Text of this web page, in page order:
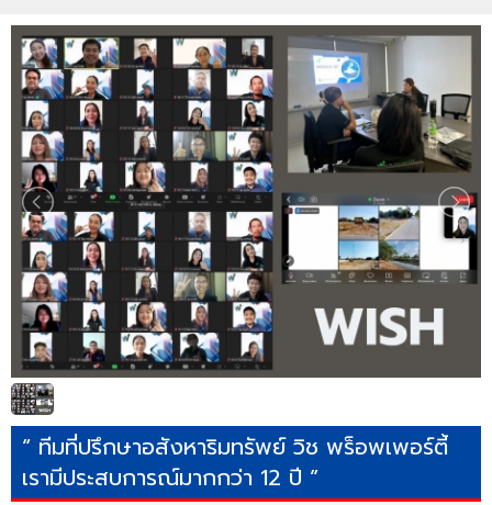
“ ทีมที่ปรึกษาอสังหาริมทรัพย์ วิช พร็อพเพอร์ตี้
เรามีประสบการณ์มากกว่า 12 ปี ”